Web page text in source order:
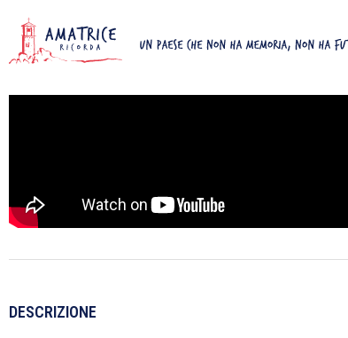
DESCRIZIONE